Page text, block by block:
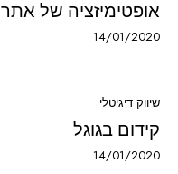
אופטימיזציה של אתר
14/01/2020
שיווק דיגיטלי
קידום בגוגל
14/01/2020